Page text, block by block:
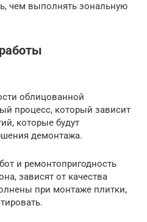
чем выполнять зональную
облицованной
процесс, который зависит
которые будут
демонтажа.
и ремонтопригодность
зависят от качества
при монтаже плитки,